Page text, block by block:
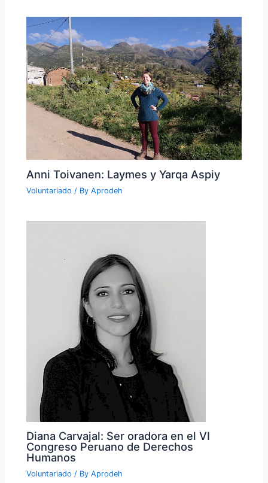
Anni Toivanen: Laymes y Yarqa Aspiy
Voluntariado / ByAprodeh
Diana Carvajal: Ser oradora en el VI
Congreso Peruano de Derechos
Humanos
Voluntariado / ByAprodeh